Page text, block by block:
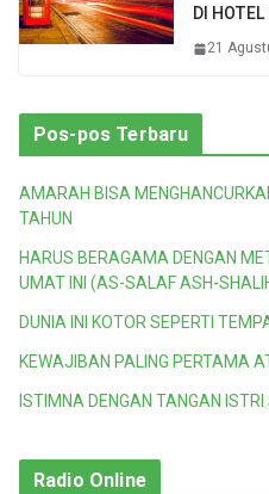
DI HOTEL
21
Pos-pos Terbaru
AMARAH BISA
TAHUN
HARUS BERAGAMA DENGAN
UMAT INI (AS-SALAF ASH-
DUNIA INI KOTOR SEPERTI
KEWAJIBAN PALING PERTAMA
ISTIMNA DENGAN TANGAN
Radio Online